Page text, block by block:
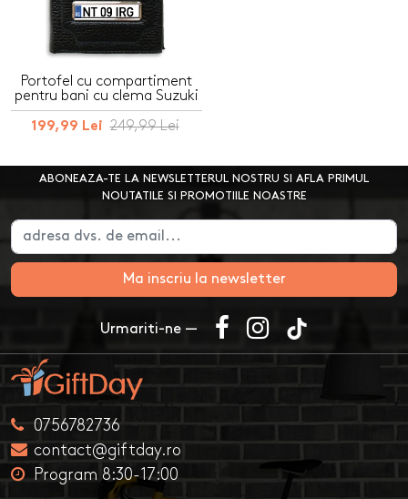
Portofel cu compartiment
pentru bani cu clema Suzuki
199,99 Lei 249,99 Lei
ABONEAZA-TE LA NEWSLETTERUL NOSTRU SI AFLA PRIMUL
NOUTATILE SI PROMOTIILE NOASTRE
Ma inscriu la newsletter
Urmariti-ne —
0756782736
contact@giftday.ro
Program 8:30-17:00